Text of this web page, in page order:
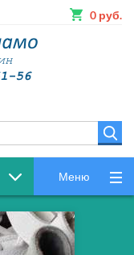
0 руб.
Меню